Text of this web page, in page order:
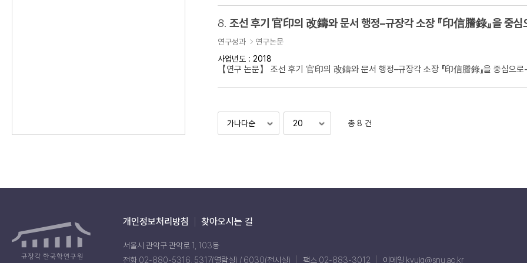
8. 조선 후기 官印의 改鑄와 문서 행정–규장각 소장 『印信謄錄』을 중심
연구성과
연구논문
사업년도 : 2018
【연구 논문】 조선 후기 官印의 改鑄와 문서 행정–규장각 소장 『印信謄錄』을 중심으
총 8 건
개인정보처리방침 찾아오시는 길
서울시 관악구 관악로 1, 103동
전화 02-880-5316, 5317(열람실) / 6030(전시실)
팩스 02-883-3012 이메일 kyujg@snu.ac.kr